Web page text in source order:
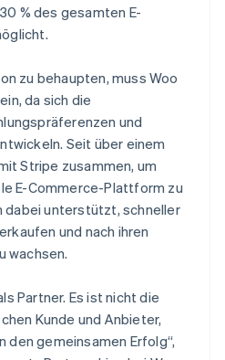
% des gesamten E-
zu behaupten, muss Woo
da sich die
und
Seit über einem
Stripe zusammen, um
E-Commerce-Plattform zu
dabei unterstützt, schneller
und nach ihren
wachsen.
Partner. Es ist nicht die
Kunde und Anbieter,
den gemeinsamen Erfolg“,